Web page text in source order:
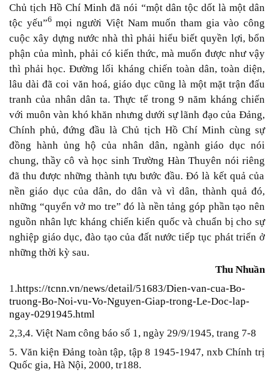
Chủ tịch Hồ Chí Minh đã nói “một dân tộc dốt là một dân
tộc yếu”6 mọi người Việt Nam muốn tham gia vào công
cuộc xây dựng nước nhà thì phải hiểu biết quyền lợi, bổn
phận của mình, phải có kiến thức, mà muốn được như vậy
thì phải học. Đường lối kháng chiến toàn dân, toàn diện,
lâu dài đã coi văn hoá, giáo dục cũng là một mặt trận đấu
tranh của nhân dân ta. Thực tế trong 9 năm kháng chiến
với muôn vàn khó khăn nhưng dưới sự lãnh đạo của Đảng,
Chính phủ, đứng đầu là Chủ tịch Hồ Chí Minh cùng sự
đồng hành ủng hộ của nhân dân, ngành giáo dục nói
chung, thầy cô và học sinh Trường Hàn Thuyên nói riêng
đã thu được những thành tựu bước đầu. Đó là kết quả của
nền giáo dục của dân, do dân và vì dân, thành quả đó,
những “quyển vở mo tre” đó là nền tảng góp phần tạo nên
nguồn nhân lực kháng chiến kiến quốc và chuẩn bị cho sự
nghiệp giáo dục, đào tạo của đất nước tiếp tục phát triển ở
những thời kỳ sau.
Thu Nhuần
1.https://tcnn.vn/news/detail/51683/Dien-van-cua-Bo-
truong-Bo-Noi-vu-Vo-Nguyen-Giap-trong-Le-Doc-lap-
ngay-0291945.html
2,3,4. Việt Nam công báo số 1, ngày 29/9/1945, trang 7-8
5. Văn kiện Đảng toàn tập, tập 8 1945-1947, nxb Chính trị
Quốc gia, Hà Nội, 2000, tr188.